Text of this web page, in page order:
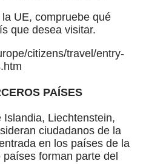
UE, compruebe qué
que desea visitar.
citizens/travel/entry-
PAÍSES
Liechtenstein,
ciudadanos de la
en los países de la
forman parte del